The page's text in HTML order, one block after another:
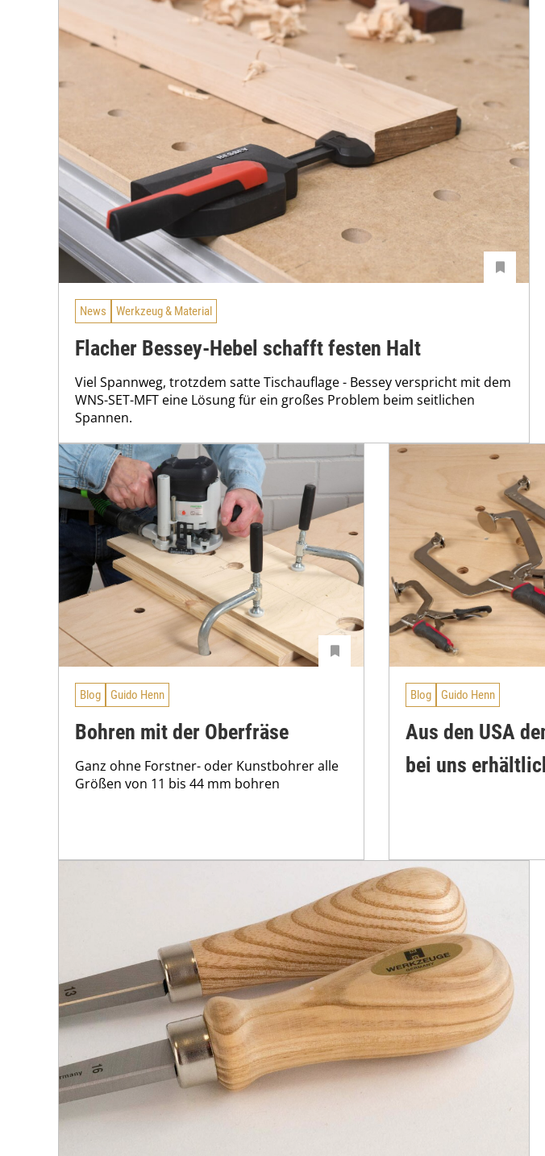
News Werkzeug & Material
Flacher Bessey-Hebel schafft festen Halt
Viel Spannweg, trotzdem satte Tischauflage - Bessey verspricht mit dem
WNS-SET-MFT eine Lösung für ein großes Problem beim seitlichen
Spannen.
Blog Guido Henn
Bohren mit der Oberfräse
Ganz ohne Forstner- oder Kunstbohrer alle
Größen von 11 bis 44 mm bohren
Blog Guido Henn
Aus den USA
bei uns